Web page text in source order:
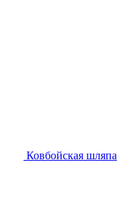
Ковбойская шляпа